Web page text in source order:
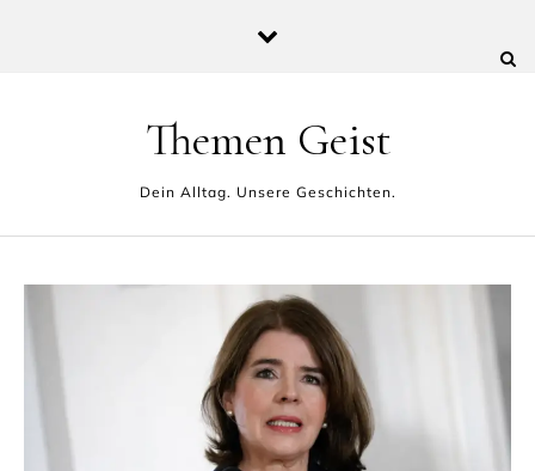
Themen Geist
Dein Alltag. Unsere Geschichten.